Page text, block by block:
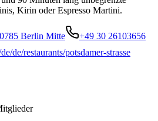
Kirin oder Espresso Martini.
Berlin Mitte
+49 30 26103656
de/restaurants/potsdamer-strasse